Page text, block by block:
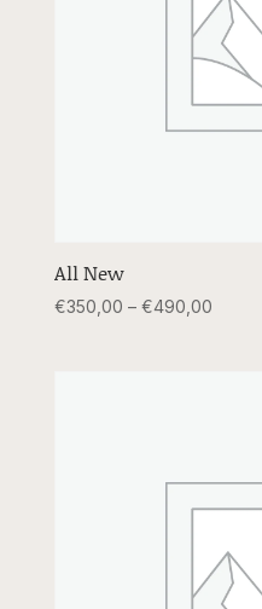
All New
€350,00 – €490,00Price